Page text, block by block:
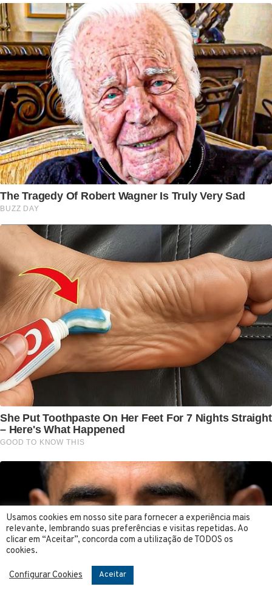
Usamos cookies em nosso site para fornecer a experiência mais
relevante, lembrando suas preferências e visitas repetidas. Ao
clicar em “Aceitar”, concorda com a utilização de TODOS os
cookies.
Configurar Cookies Aceitar